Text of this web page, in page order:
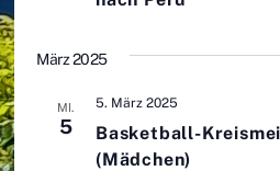
März 2025
MI.
5
Basketball-
(Mädchen)
5. März 2025